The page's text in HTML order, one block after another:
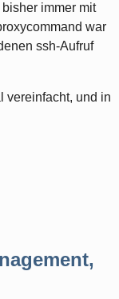
immer mit
war
ssh-Aufruf
vereinfacht, und in